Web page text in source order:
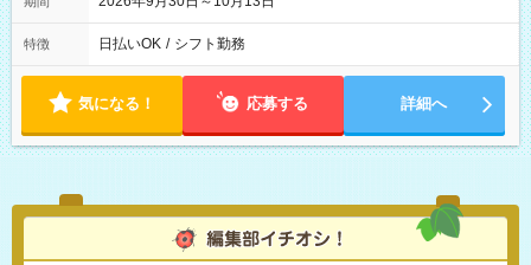
特徴 日払いOK / シフト勤務
気になる！ 応募する 詳細へ